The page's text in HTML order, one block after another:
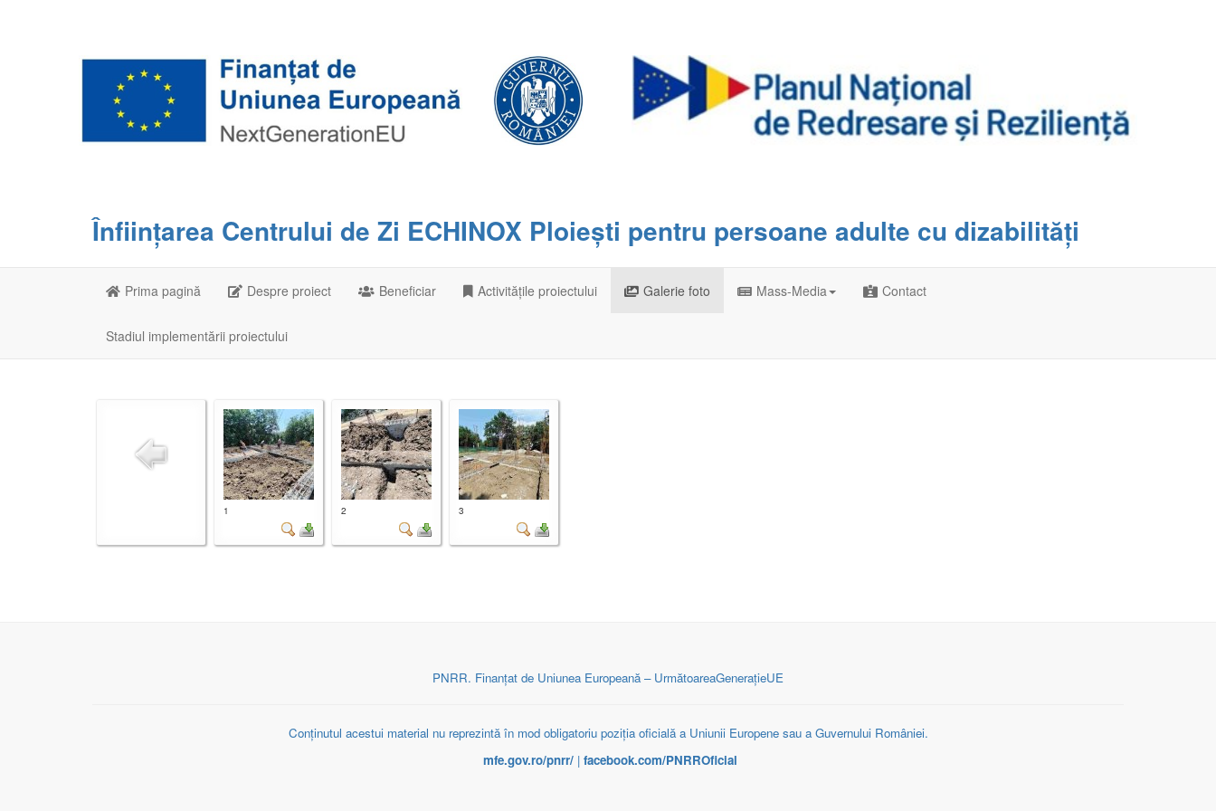
Înființarea Centrului de Zi ECHINOX Ploiești pentru persoane adulte cu dizabilități
Prima pagină Despre proiect Beneficiar Activitățile proiectului Galerie foto Mass-Media Contact
Stadiul implementării proiectului
1 2 3
PNRR. Finanțat de Uniunea Europeană – UrmătoareaGenerațieUE
Conținutul acestui material nu reprezintă în mod obligatoriu poziția oficială a Uniunii Europene sau a Guvernului României.
mfe.gov.ro/pnrr/| facebook.com/PNRROficial